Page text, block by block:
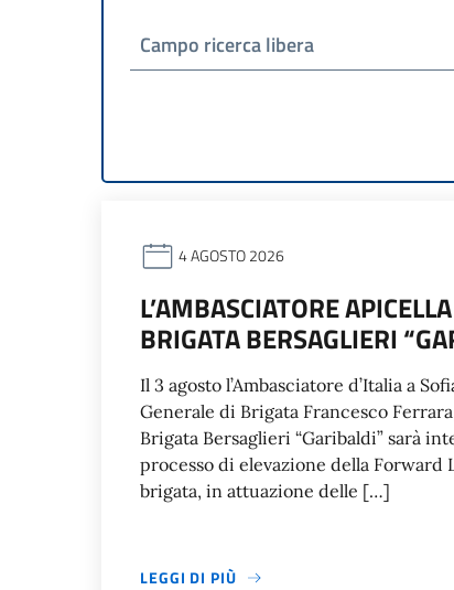
Campo ricerca libera
4 AGOSTO 2026
L’AMBASCIATORE
BRIGATA BERSAGLIERI
Il 3 agosto l’Ambasciatore d’Italia a
Generale di Brigata Francesco
Brigata Bersaglieri “Garibaldi” sarà
processo di elevazione della Forward
brigata, in attuazione delle […]
LEGGI DI PIÙ